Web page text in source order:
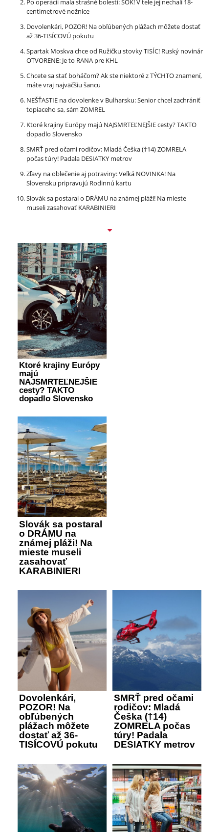
Po operácii mala strašné bolesti: ŠOK! V tele jej nechali 18-
centimetrové nožnice
Dovolenkári, POZOR! Na obľúbených plážach môžete dostať
až 36-TISÍCOVÚ pokutu
Spartak Moskva chce od Ružičku stovky TISÍC! Ruský novinár
OTVORENE: Je to RANA pre KHL
Chcete sa stať boháčom? Ak ste niektoré z TÝCHTO znamení,
máte vraj najväčšiu šancu
NEŠŤASTIE na dovolenke v Bulharsku: Senior chcel zachrániť
topiaceho sa, sám ZOMREL
Ktoré krajiny Európy majú NAJSMRTEĽNEJŠIE cesty? TAKTO
dopadlo Slovensko
SMRŤ pred očami rodičov: Mladá Češka (†14) ZOMRELA
počas túry! Padala DESIATKY metrov
Zľavy na oblečenie aj potraviny: Veľká NOVINKA! Na
Slovensku pripravujú Rodinnú kartu
Slovák sa postaral o DRÁMU na známej pláži! Na mieste
museli zasahovať KARABINIERI
Ktoré krajiny Európy
majú
NAJSMRTEĽNEJŠIE
cesty? TAKTO
dopadlo Slovensko
Slovák sa postaral
o DRÁMU na
známej pláži! Na
mieste museli
zasahovať
KARABINIERI
Dovolenkári,
POZOR! Na
obľúbených
plážach môžete
dostať až 36-
TISÍCOVÚ pokutu
SMRŤ pred očami
rodičov: Mladá
Češka (†14)
ZOMRELA počas
túry! Padala
DESIATKY metrov